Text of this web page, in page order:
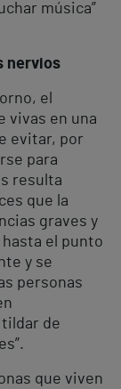
música”
nervios
el
vivas en una
evitar, por
para
resulta
que la
graves y
el punto
y se
personas
de
que viven